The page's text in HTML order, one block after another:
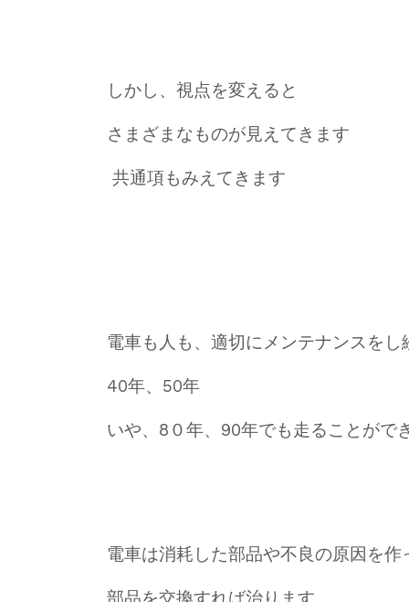
しかし、視点を変えると
さまざまなものが見えてきます
共通項もみえてきます
電車も人も、適切にメンテナンスをし
40年、50年
いや、8０年、90年でも走ることがで
電車は消耗した部品や不良の原因を作